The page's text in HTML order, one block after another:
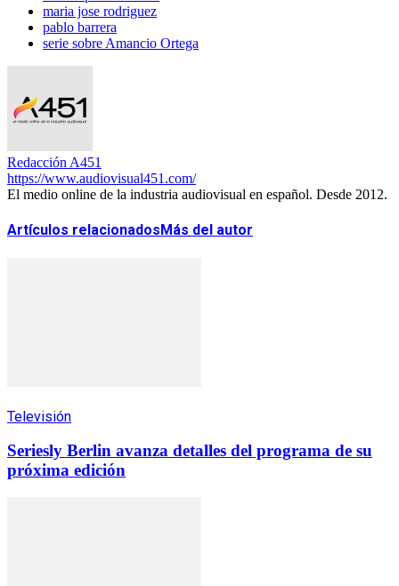
maria jose rodriguez
pablo barrera
serie sobre Amancio Ortega
Redacción A451
https://www.audiovisual451.com/
El medio online de la industria audiovisual en español. Desde 2012.
Artículos relacionados Más del autor
Televisión
Seriesly Berlin avanza detalles del programa de su
próxima edición